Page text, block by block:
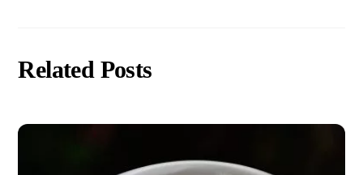
Related Posts